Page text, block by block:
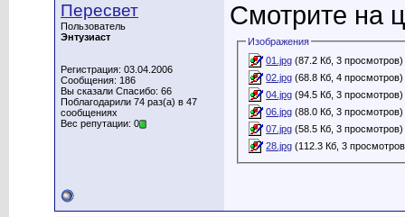
Пересвет
Пользователь
Энтузиаст
Регистрация: 03.04.2006
Сообщения: 186
Вы сказали Спасибо: 66
Поблагодарили 74 раз(а) в 47
сообщениях
Вес репутации: 0
Смотрите на
Изображения
01.jpg (87.2 Кб, 3 просмотров)
02.jpg (68.8 Кб, 4 просмотров)
04.jpg (94.5 Кб, 3 просмотров)
06.jpg (88.0 Кб, 3 просмотров)
07.jpg (58.5 Кб, 3 просмотров)
28.jpg (112.3 Кб, 3